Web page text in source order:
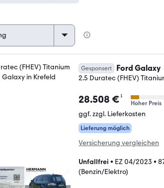
Gesponsert Ford Galaxy
2.5 Duratec (FHEV)
28.508 €¹
Hoher Preis
ggf. zzgl. Lieferkosten
Lieferung möglich
Versicherung vergleichen
Unfallfrei • EZ 04/2023 •
(Benzin/Elektro)